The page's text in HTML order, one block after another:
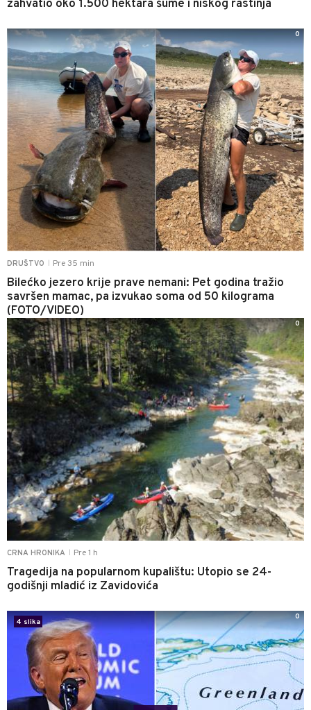
zahvatio oko 1.500 hektara šume i niskog rastinja
DRUŠTVO Pre 35 min
Bilećko jezero krije prave nemani: Pet godina tražio
savršen mamac, pa izvukao soma od 50 kilograma
(FOTO/VIDEO)
0
CRNA HRONIKA Pre 1 h
Tragedija na popularnom kupalištu: Utopio se 24-
godišnji mladić iz Zavidovića
0
4 slika
0